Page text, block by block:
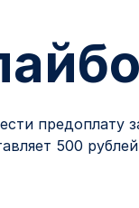
предоплату
500